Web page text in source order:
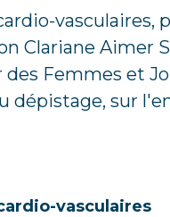
vasculaires,
Clariane Aimer
Femmes et
dépistage, sur
vasculaires